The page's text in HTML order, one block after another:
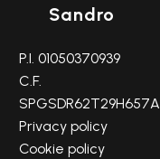
Sandro
P.I. 01050370939
C.F.
SPGSDR62T29H657A
Privacy policy
Cookie policy